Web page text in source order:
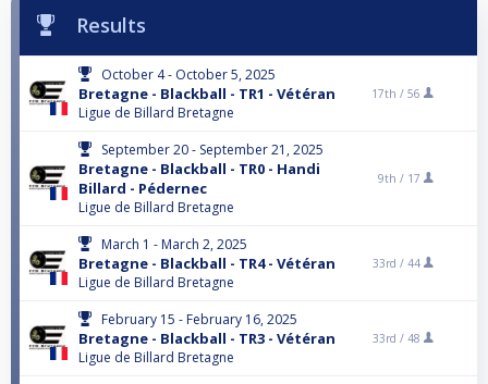
Results
October 4 - October 5, 2025
Bretagne - Blackball - TR1 - Vétéran
Ligue de Billard Bretagne
17th / 56
September 20 - September 21, 2025
Bretagne - Blackball - TR0 - Handi
Billard - Pédernec
Ligue de Billard Bretagne
9th / 17
March 1 - March 2, 2025
Bretagne - Blackball - TR4 - Vétéran
Ligue de Billard Bretagne
33rd / 44
February 15 - February 16, 2025
Bretagne - Blackball - TR3 - Vétéran
Ligue de Billard Bretagne
33rd / 48